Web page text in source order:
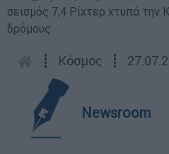
σεισμός 7,4 Ρίχτερ χτυπά την
δρόμους
┋ Κόσμος ┋
Newsroom